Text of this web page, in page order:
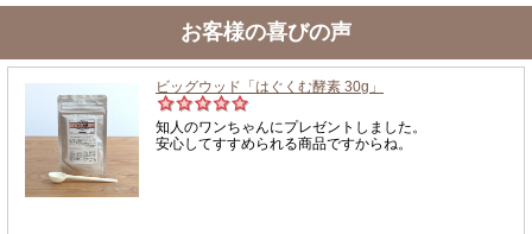
お客様の喜びの声